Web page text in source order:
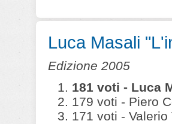
Luca Masali
Edizione 2005
181 voti - Luca
179 voti - Piero
171 voti -